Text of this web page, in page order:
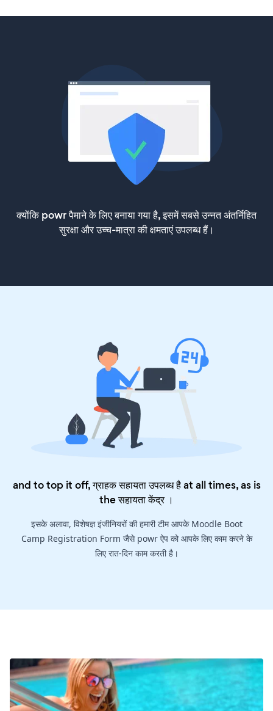
क्योंकि powr पैमाने के लिए बनाया गया है, इसमें सबसे उन्नत अंतर्निहित
सुरक्षा और उच्च-मात्रा की क्षमताएं उपलब्ध हैं।
and to top it off, ग्राहक सहायता उपलब्ध है at all times, as is
theसहायता केंद्र।
इसके अलावा, विशेषज्ञ इंजीनियरों की हमारी टीम आपके Moodle Boot
Camp Registration Form जैसे powr ऐप को आपके लिए काम करने के
लिए रात-दिन काम करती है।